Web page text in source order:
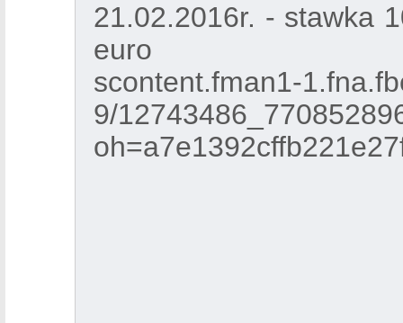
21.02.2016r. - stawka
euro
scontent.fman1-
9/